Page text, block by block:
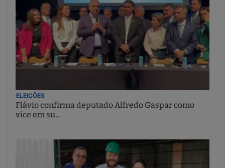
ELEIÇÕES
Flávio confirma deputado Alfredo Gaspar como
vice em su...